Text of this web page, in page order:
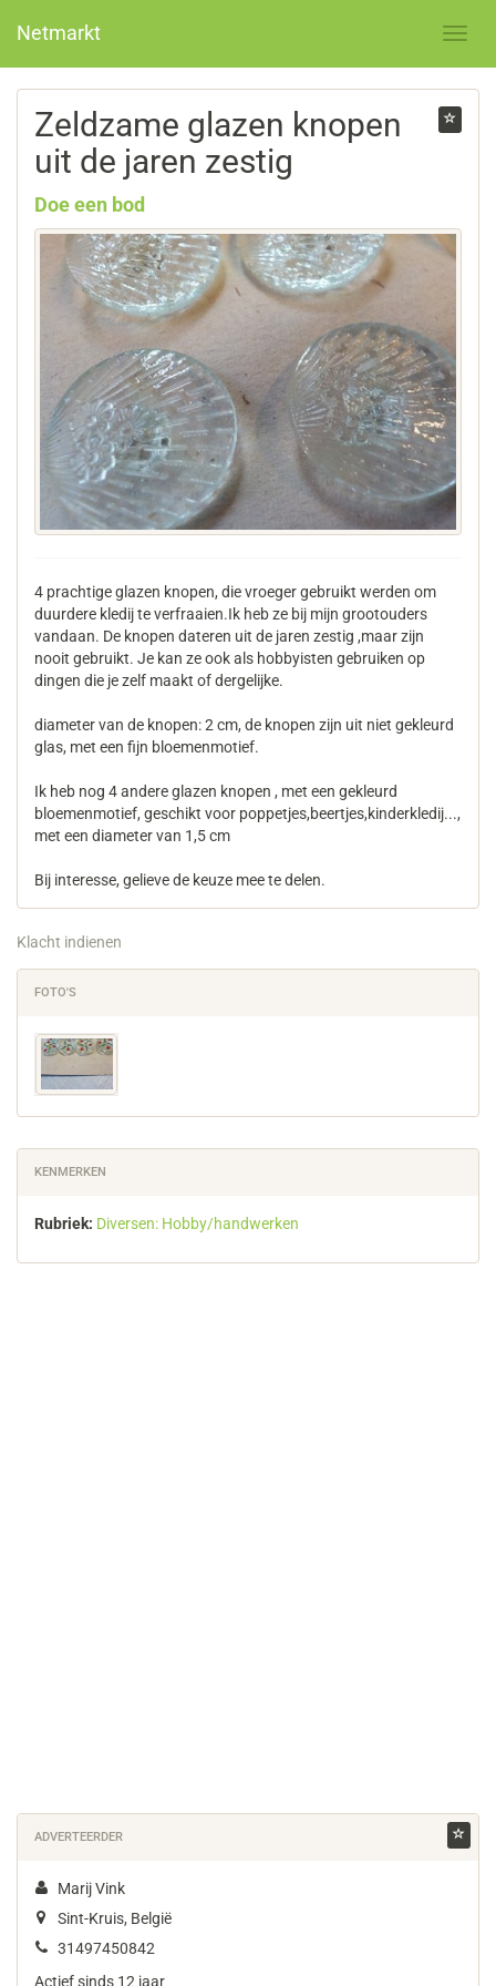
Netmarkt
Zeldzame glazen knopen
uit de jaren zestig
Doe een bod
4 prachtige glazen knopen, die vroeger gebruikt werden om
duurdere kledij te verfraaien.Ik heb ze bij mijn grootouders
vandaan. De knopen dateren uit de jaren zestig ,maar zijn
nooit gebruikt. Je kan ze ook als hobbyisten gebruiken op
dingen die je zelf maakt of dergelijke.
diameter van de knopen: 2 cm, de knopen zijn uit niet gekleurd
glas, met een fijn bloemenmotief.
Ik heb nog 4 andere glazen knopen , met een gekleurd
bloemenmotief, geschikt voor poppetjes,beertjes,kinderkledij...,
met een diameter van 1,5 cm
Bij interesse, gelieve de keuze mee te delen.
Klacht indienen
FOTO'S
KENMERKEN
Rubriek: Diversen: Hobby/handwerken
ADVERTEERDER
Marij Vink
Sint-Kruis, België
31497450842
Actief sinds 12 jaar